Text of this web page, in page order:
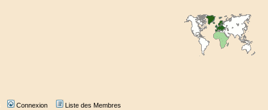
Connexion Liste des Membres